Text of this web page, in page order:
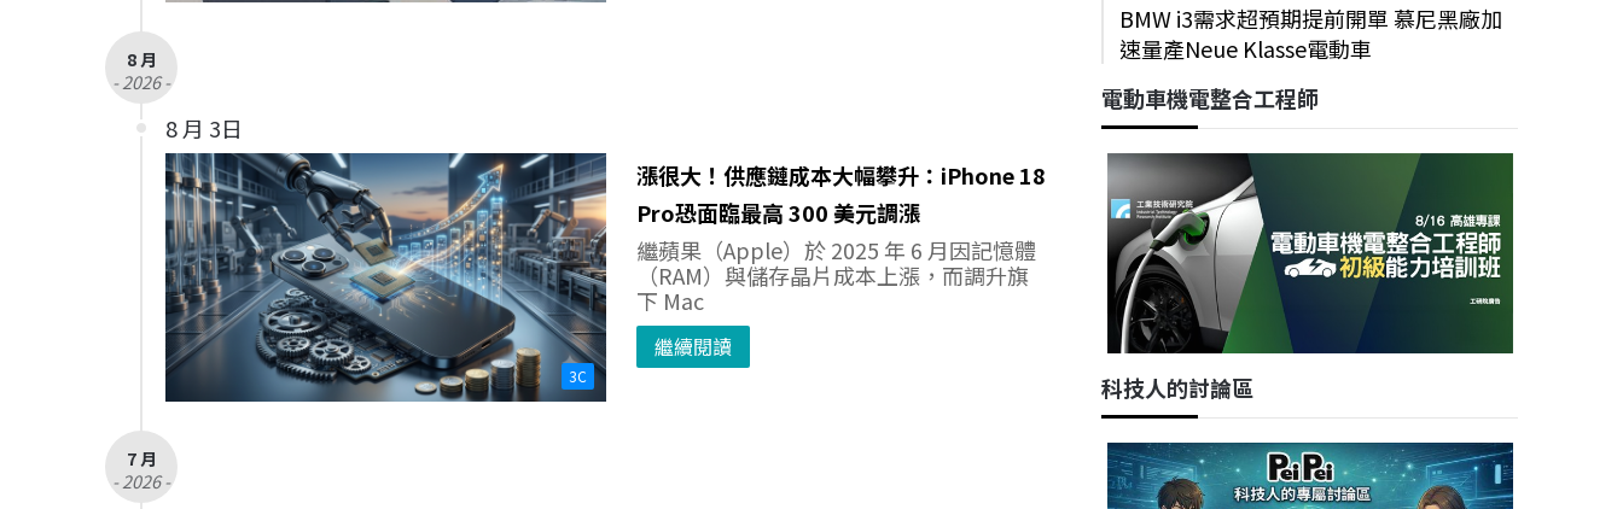
8 月
- 2026 -
8 月 3日
3C
漲很大！供應鏈成本大幅攀升：iPhone 18
Pro恐面臨最高 300 美元調漲
繼蘋果（Apple）於 2025 年 6 月因記憶體
（RAM）與儲存晶片成本上漲，而調升旗
下 Mac
繼續閱讀
7 月
- 2026 -
BMW i3需求超預期提前開單 慕尼黑廠加
速量產Neue Klasse電動車
電動車機電整合工程師
科技人的討論區